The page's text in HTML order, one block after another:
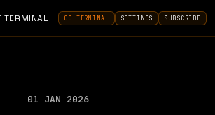
TERMINAL GO TERMINAL SETTINGS SUBSCRIBE
01 JAN 2026